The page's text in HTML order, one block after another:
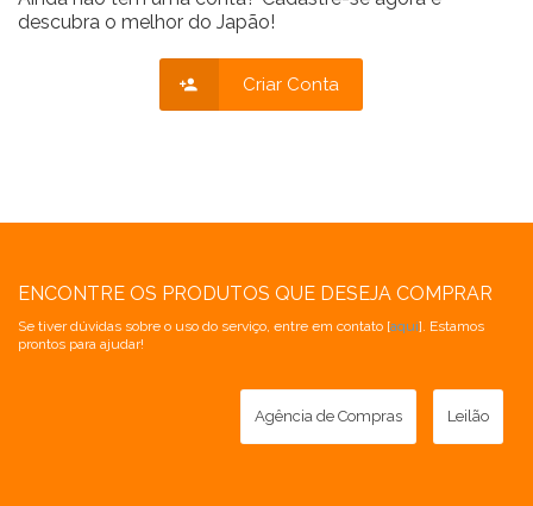
descubra o melhor do Japão!
Criar Conta
ENCONTRE OS PRODUTOS QUE DESEJA COMPRAR
Se tiver dúvidas sobre o uso do serviço, entre em contato [aqui]. Estamos
prontos para ajudar!
Agência de Compras Leilão